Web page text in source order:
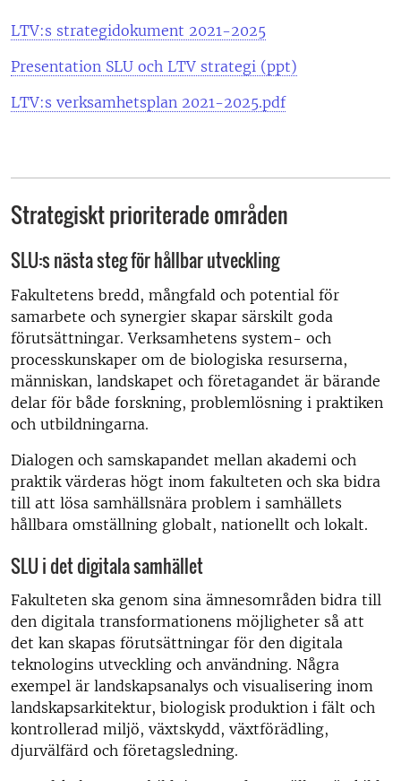
LTV:s strategidokument 2021-2025
Presentation SLU och LTV strategi (ppt)
LTV:s verksamhetsplan 2021-2025.pdf
Strategiskt prioriterade områden
SLU:s nästa steg för hållbar utveckling
Fakultetens bredd, mångfald och potential för
samarbete och synergier skapar särskilt goda
förutsättningar. Verksamhetens system- och
processkunskaper om de biologiska resurserna,
människan, landskapet och företagandet är bärande
delar för både forskning, problemlösning i praktiken
och utbildningarna.
Dialogen och samskapandet mellan akademi och
praktik värderas högt inom fakulteten och ska bidra
till att lösa samhällsnära problem i samhällets
hållbara omställning globalt, nationellt och lokalt.
SLU i det digitala samhället
Fakulteten ska genom sina ämnesområden bidra till
den digitala transformationens möjligheter så att
det kan skapas förutsättningar för den digitala
teknologins utveckling och användning. Några
exempel är landskapsanalys och visualisering inom
landskapsarkitektur, biologisk produktion i fält och
kontrollerad miljö, växtskydd, växtförädling,
djurvälfärd och företagsledning.